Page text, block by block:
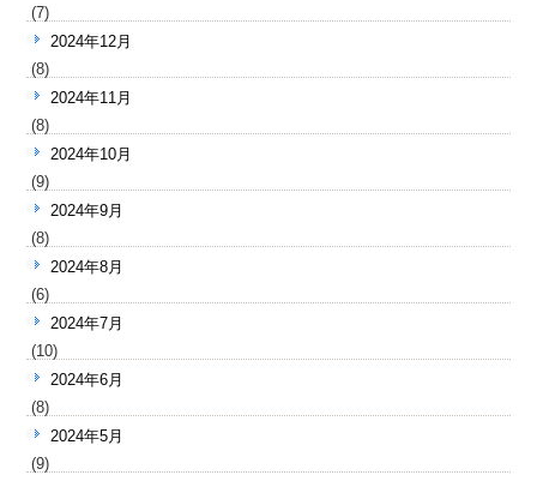
(7)
2024年12月
(8)
2024年11月
(8)
2024年10月
(9)
2024年9月
(8)
2024年8月
(6)
2024年7月
(10)
2024年6月
(8)
2024年5月
(9)